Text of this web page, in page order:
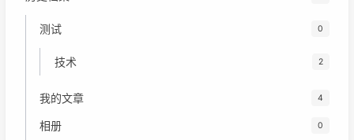
测试 0
技术 2
我的文章 4
相册 0